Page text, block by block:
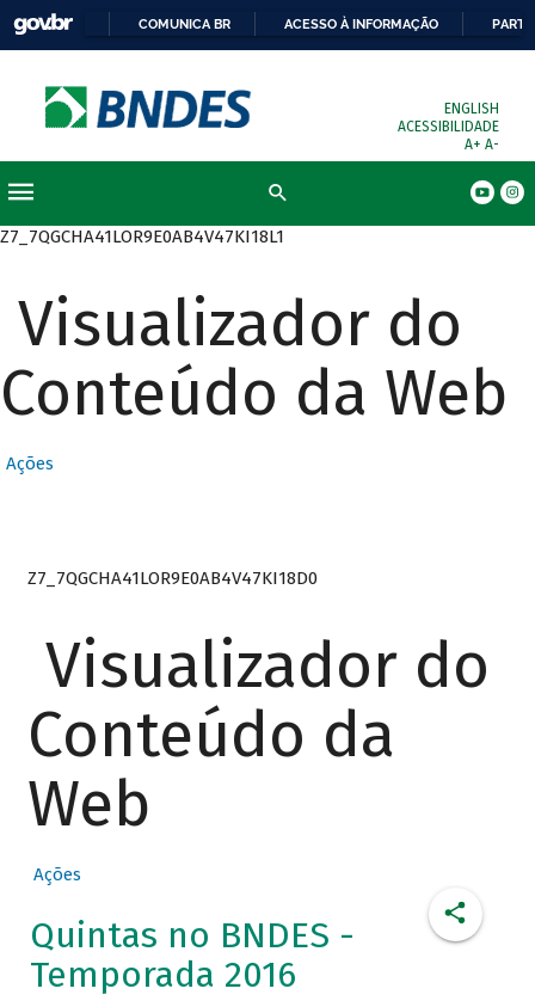
COMUNICA BR ACESSO À INFORMAÇÃO
ENGLISH
ACESSIBILIDADE
A+ A-
Z7_7QGCHA41LOR9E0AB4V47KI18L1
Visualizador do
Conteúdo da Web
Ações
Z7_7QGCHA41LOR9E0AB4V47KI18D0
Visualizador do
Conteúdo da
Web
Ações
Quintas no BNDES -
Temporada 2016